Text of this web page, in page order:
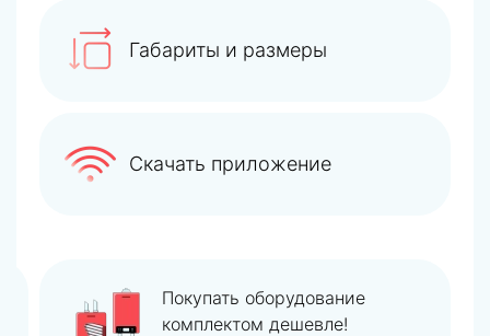
Габариты и размеры
Скачать приложение
Покупать оборудование
комплектом дешевле!